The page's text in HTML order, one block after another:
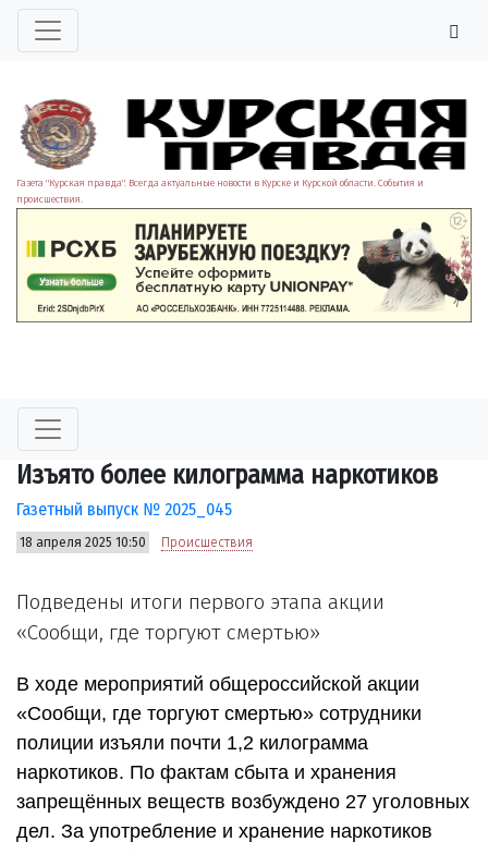
Газета "Курская правда". Всегда актуальные новости в Курске и Курской области. События и
происшествия.
Изъято более килограмма наркотиков
Газетный выпуск № 2025_045
18 апреля 2025 10:50 Происшествия
Подведены итоги первого этапа акции
«Сообщи, где торгуют смертью»
В ходе мероприятий общероссийской акции
«Сообщи, где торгуют смертью» сотрудники
полиции изъяли почти 1,2 килограмма
наркотиков. По фактам сбыта и хранения
запрещённых веществ возбуждено 27 уголовных
дел. За употребление и хранение наркотиков